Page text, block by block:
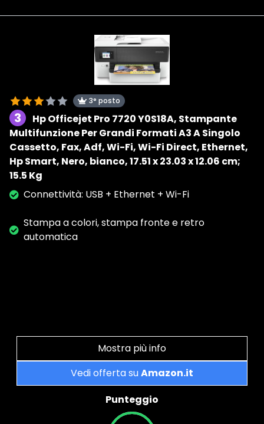
3° posto
3
Hp Officejet Pro 7720 Y0S18A, Stampante
Multifunzione Per Grandi Formati A3 A Singolo
Cassetto, Fax, Adf, Wi-Fi, Wi-Fi Direct, Ethernet,
Hp Smart, Nero, bianco, ‎17.51 x 23.03 x 12.06 cm;
15.5 Kg
Connettività: USB + Ethernet + Wi-Fi
Stampa a colori, stampa fronte e retro
automatica
Mostra più info
Vedi offerta suAmazon.it
Punteggio